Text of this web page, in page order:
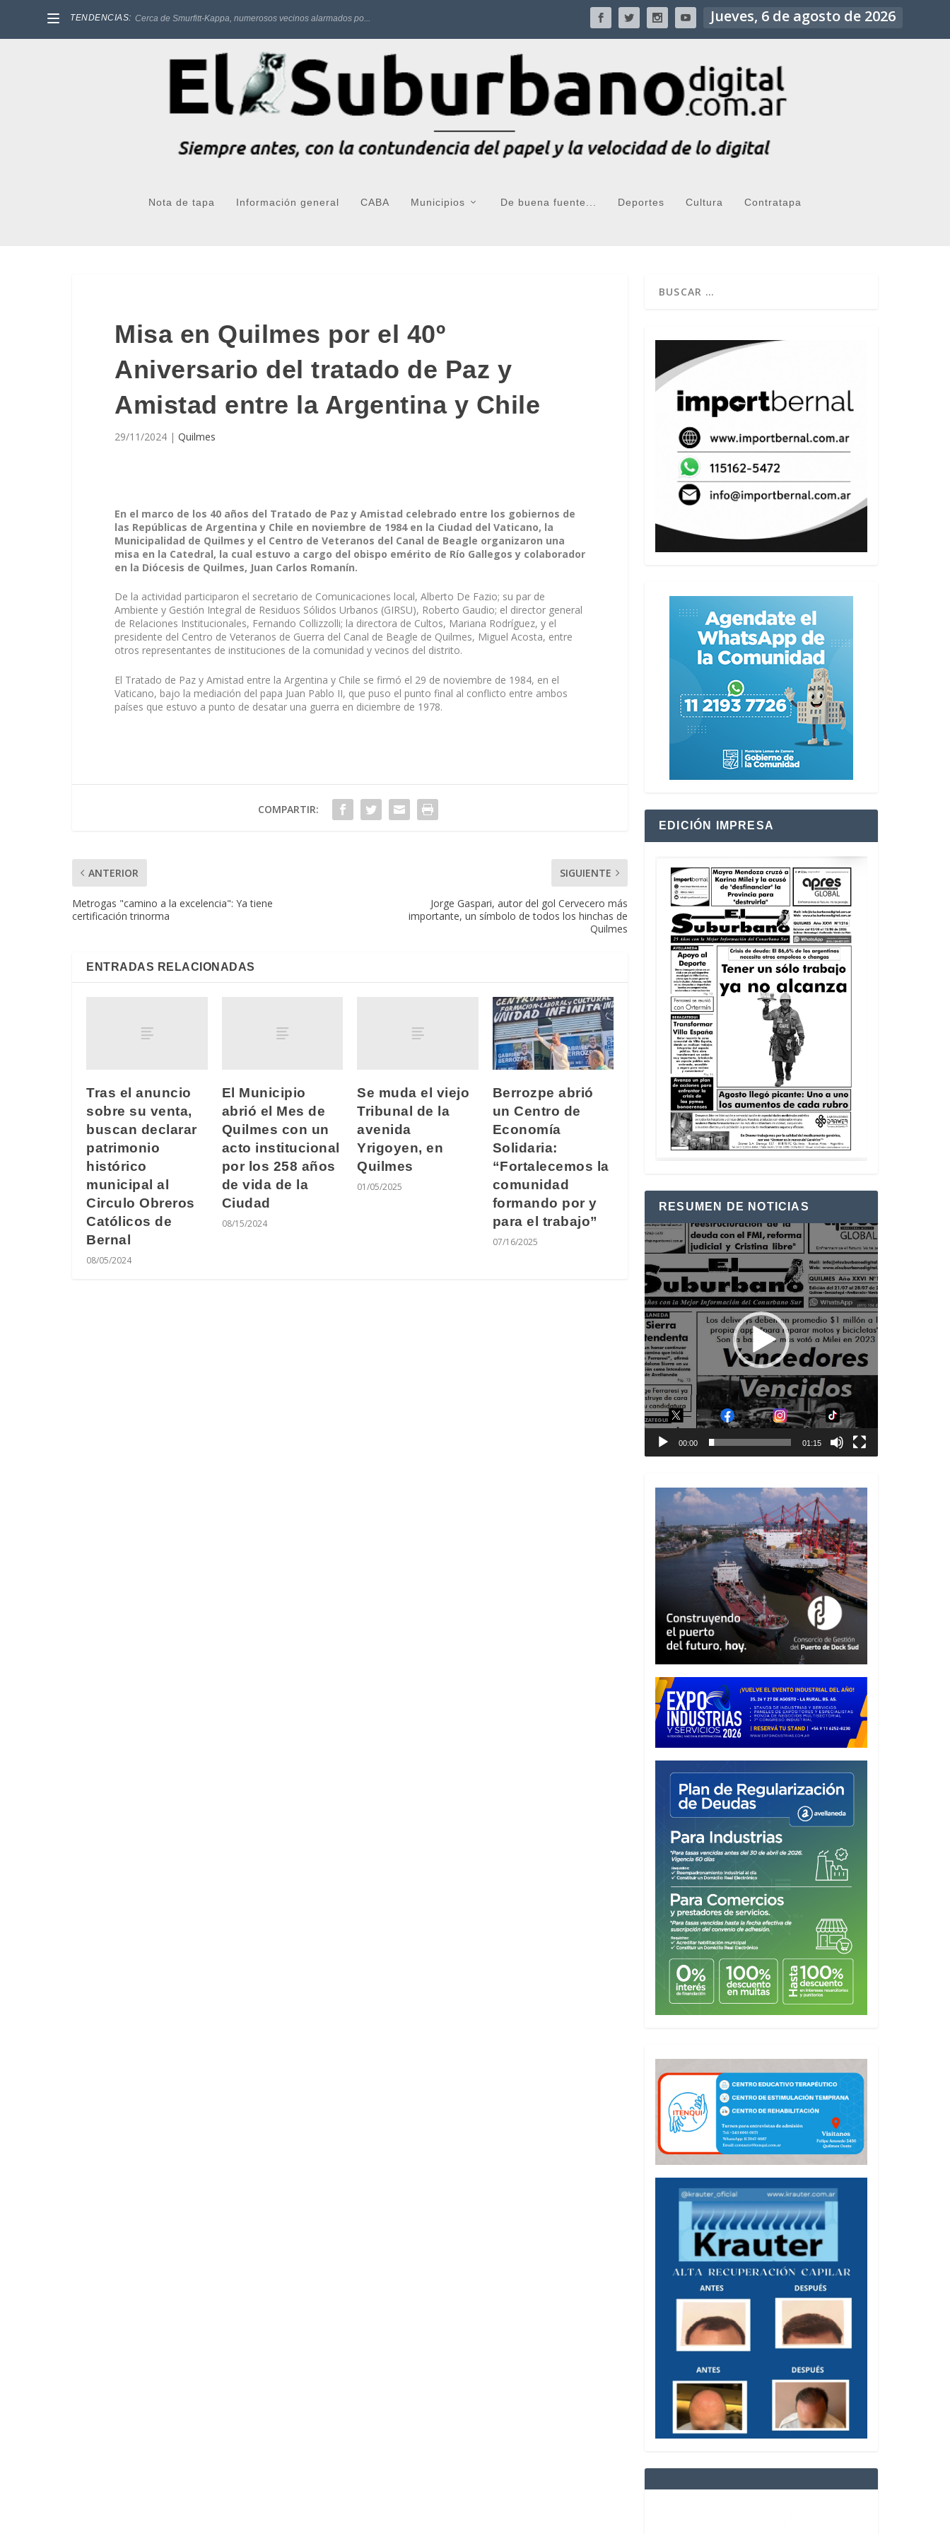
TENDENCIAS: Cerca de Smurfitt-Kappa, numerosos vecinos alarmados po... Jueves, 6 de agosto de 2026
Nota de tapa Información general CABA Municipios De buena fuente... Deportes Cultura Contratapa
Misa en Quilmes por el 40º
Aniversario del tratado de Paz y
Amistad entre la Argentina y Chile
29/11/2024 | Quilmes
En el marco de los 40 años del Tratado de Paz y Amistad celebrado entre los gobiernos de
las Repúblicas de Argentina y Chile en noviembre de 1984 en la Ciudad del Vaticano, la
Municipalidad de Quilmes y el Centro de Veteranos del Canal de Beagle organizaron una
misa en la Catedral, la cual estuvo a cargo del obispo emérito de Río Gallegos y colaborador
en la Diócesis de Quilmes, Juan Carlos Romanín.
De la actividad participaron el secretario de Comunicaciones local, Alberto De Fazio; su par de
Ambiente y Gestión Integral de Residuos Sólidos Urbanos (GIRSU), Roberto Gaudio; el director general
de Relaciones Institucionales, Fernando Collizzolli; la directora de Cultos, Mariana Rodríguez, y el
presidente del Centro de Veteranos de Guerra del Canal de Beagle de Quilmes, Miguel Acosta, entre
otros representantes de instituciones de la comunidad y vecinos del distrito.
El Tratado de Paz y Amistad entre la Argentina y Chile se firmó el 29 de noviembre de 1984, en el
Vaticano, bajo la mediación del papa Juan Pablo II, que puso el punto final al conflicto entre ambos
países que estuvo a punto de desatar una guerra en diciembre de 1978.
COMPARTIR:
ANTERIOR
Metrogas "camino a la excelencia": Ya tiene
certificación trinorma
SIGUIENTE
Jorge Gaspari, autor del gol Cervecero más
importante, un símbolo de todos los hinchas de
Quilmes
ENTRADAS RELACIONADAS
Tras el anuncio
sobre su venta,
buscan declarar
patrimonio
histórico
municipal al
Circulo Obreros
Católicos de
Bernal
08/05/2024
El Municipio
abrió el Mes de
Quilmes con un
acto institucional
por los 258 años
de vida de la
Ciudad
08/15/2024
Se muda el viejo
Tribunal de la
avenida
Yrigoyen, en
Quilmes
01/05/2025
Berrozpe abrió
un Centro de
Economía
Solidaria:
“Fortalecemos la
comunidad
formando por y
para el trabajo”
07/16/2025
EDICIÓN IMPRESA
RESUMEN DE NOTICIAS
Reproductor
de
vídeo
00:00 01:15